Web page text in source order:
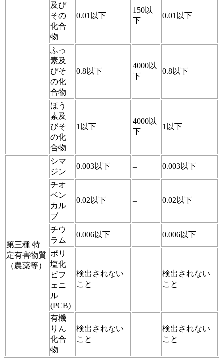
及び
その
化合
物
0.01以下
150以
下
0.01以下
ふっ
素及
びそ
の化
合物
0.8以下
4000以
下
0.8以下
ほう
素及
びそ
の化
合物
1以下
4000以
下
1以下
第三種 特
定有害物質
（農薬等）
シマ
ジン
0.003以下 – 0.003以下
チオ
ベン
カル
ブ
0.02以下 – 0.02以下
チウ
ラム
0.006以下 – 0.006以下
ポリ
塩化
ビフ
ェニ
ル
(PCB)
検出されない
こと
–
検出されない
こと
有機
りん
化合
物
検出されない
こと
–
検出されない
こと